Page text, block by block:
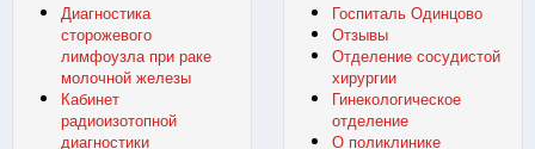
Диагностика
сторожевого
лимфоузла при раке
молочной железы
Кабинет
радиоизотопной
диагностики
Госпиталь Одинцово
Отзывы
Отделение сосудистой
хирургии
Гинекологическое
отделение
О поликлинике